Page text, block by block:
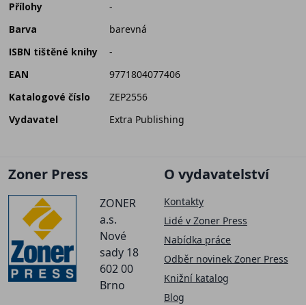
Přílohy
-
Barva
barevná
ISBN tištěné knihy
-
EAN
9771804077406
Katalogové číslo
ZEP2556
Vydavatel
Extra Publishing
Zoner Press
ZONER
a.s.
Nové
sady 18
602 00
Brno
O vydavatelství
Kontakty
Lidé v Zoner Press
Nabídka práce
Odběr novinek Zoner Press
Knižní katalog
Blog